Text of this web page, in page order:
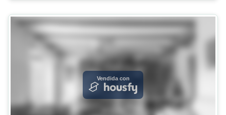
Vendida con